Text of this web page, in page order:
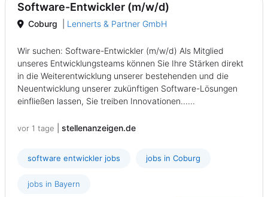
Software-Entwickler (m/w/d)
Coburg Lennerts & Partner GmbH
Wir suchen: Software-Entwickler (m/w/d) Als Mitglied
unseres Entwicklungsteams können Sie Ihre Stärken direkt
in die Weiterentwicklung unserer bestehenden und die
Neuentwicklung unserer zukünftigen Software-Lösungen
einfließen lassen, Sie treiben Innovationen......
vor 1 tage stellenanzeigen.de
software entwickler jobs jobs in Coburg
jobs in Bayern